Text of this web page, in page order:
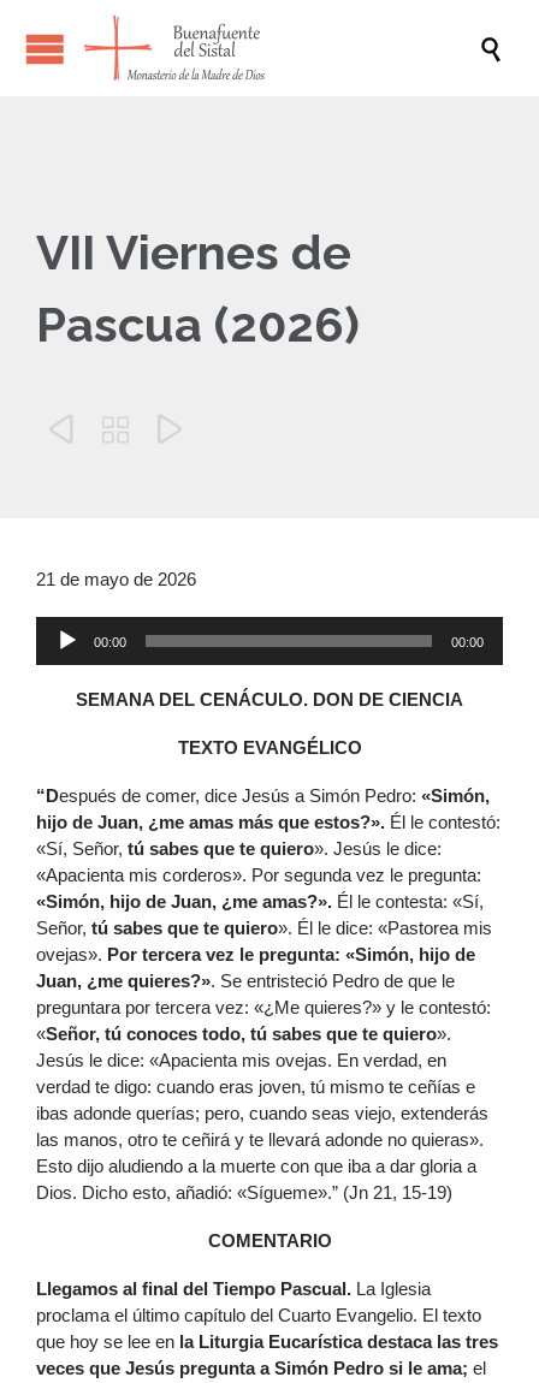

VII Viernes de
Pascua (2026)
  
21 de mayo de 2026
00:00 00:00
SEMANA DEL CENÁCULO. DON DE CIENCIA
TEXTO EVANGÉLICO
“Después de comer, dice Jesús a Simón Pedro: «Simón,
hijo de Juan, ¿me amas más que estos?». Él le contestó:
«Sí, Señor, tú sabes que te quiero». Jesús le dice:
«Apacienta mis corderos». Por segunda vez le pregunta:
«Simón, hijo de Juan, ¿me amas?». Él le contesta: «Sí,
Señor, tú sabes que te quiero». Él le dice: «Pastorea mis
ovejas». Por tercera vez le pregunta: «Simón, hijo de
Juan, ¿me quieres?». Se entristeció Pedro de que le
preguntara por tercera vez: «¿Me quieres?» y le contestó:
«Señor, tú conoces todo, tú sabes que te quiero».
Jesús le dice: «Apacienta mis ovejas. En verdad, en
verdad te digo: cuando eras joven, tú mismo te ceñías e
ibas adonde querías; pero, cuando seas viejo, extenderás
las manos, otro te ceñirá y te llevará adonde no quieras».
Esto dijo aludiendo a la muerte con que iba a dar gloria a
Dios. Dicho esto, añadió: «Sígueme».” (Jn 21, 15-19)
COMENTARIO
Llegamos al final del Tiempo Pascual. La Iglesia
proclama el último capítulo del Cuarto Evangelio. El texto
que hoy se lee en la Liturgia Eucarística destaca las tres
veces que Jesús pregunta a Simón Pedro si le ama; el